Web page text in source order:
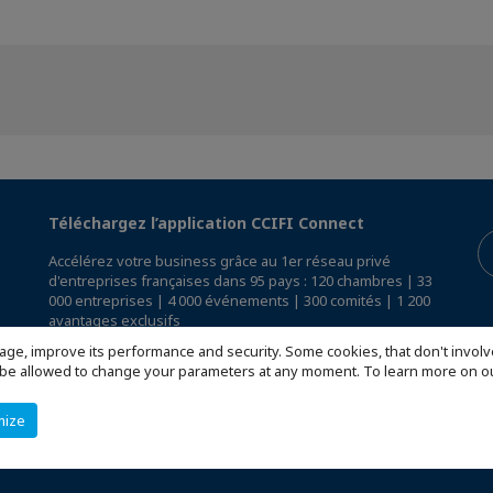
improve its performance and security. Some cookies, that don't
allowed to change your parameters at any moment. To learn more on
Téléchargez l’application CCIFI Connect
Accélérez votre business grâce au 1er réseau privé
d'entreprises françaises dans 95 pays : 120 chambres | 33
000 entreprises | 4 000 événements | 300 comités | 1 200
avantages exclusifs
Réservée exclusivement aux membres des CCI Françaises
à l'International,découvrez l'app CCIFI Connect